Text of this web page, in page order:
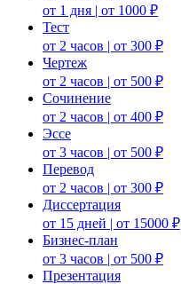
от 1 дня | от 1000 ₽
Тест
от 2 часов | от 300 ₽
Чертеж
от 2 часов | от 500 ₽
Сочинение
от 2 часов | от 400 ₽
Эссе
от 3 часов | от 500 ₽
Перевод
от 2 часов | от 300 ₽
Диссертация
от 15 дней | от 15000 ₽
Бизнес-план
от 3 часов | от 500 ₽
Презентация